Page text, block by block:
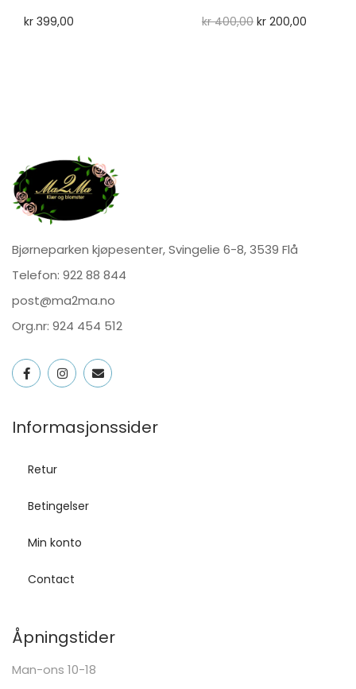
kr 399,00 kr400,00 kr200,00
Bjørneparken kjøpesenter, Svingelie 6-8, 3539 Flå
Telefon: 922 88 844
post@ma2ma.no
Org.nr: 924 454 512
Informasjonssider
Retur
Betingelser
Min konto
Contact
Åpningstider
Man-ons 10-18